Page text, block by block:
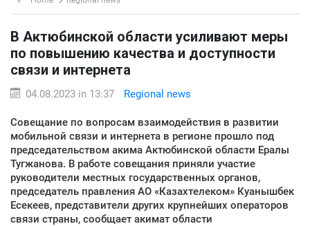
В Актюбинской области усиливают меры
по повышению качества и доступности
связи и интернета
04.08.2023 in 13:37 Regional news
Совещание по вопросам взаимодействия в развитии
мобильной связи и интернета в регионе прошло под
председательством акима Актюбинской области Ералы
Тугжанова. В работе совещания приняли участие
руководители местных государственных органов,
председатель правления АО «Казахтелеком» Куанышбек
Есекеев, представители других крупнейших операторов
связи страны, сообщает акимат области